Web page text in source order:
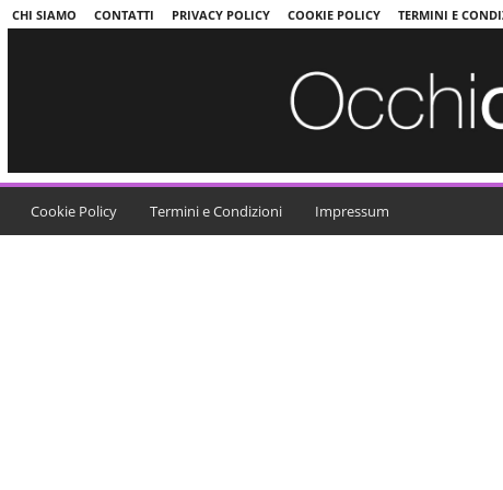
CHI SIAMO CONTATTI PRIVACY POLICY COOKIE POLICY TERMINI E
Cookie Policy Termini e Condizioni Impressum